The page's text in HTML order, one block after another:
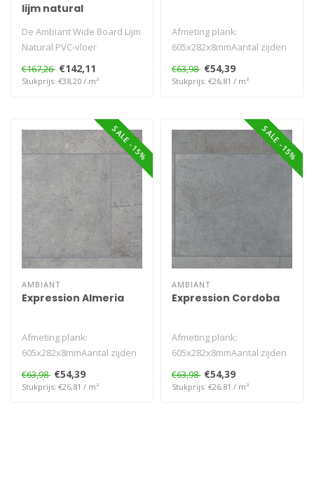
lijm natural
De Ambiant Wide Board Lijm
Natural PVC-vloer
combineert een natuurlijke
houtkleu..
€167,26 €142,11
Stukprijs: €38,20 / m²
Afmeting plank:
605x282x8mmAantal zijden
V-groef: 4VGarantie
Woongebruik (jaren)..
€63,98 €54,39
Stukprijs: €26,81 / m²
SALE -15%
AMBIANT
Expression Almeria
Afmeting plank:
605x282x8mmAantal zijden
V-groef: 4VGarantie
Woongebruik (jaren)..
€63,98 €54,39
Stukprijs: €26,81 / m²
SALE -15%
AMBIANT
Expression Cordoba
Afmeting plank:
605x282x8mmAantal zijden
V-groef: 4VGarantie
Woongebruik (jaren)..
€63,98 €54,39
Stukprijs: €26,81 / m²